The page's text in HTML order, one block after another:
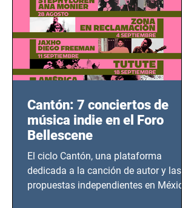
Cantón: 7 conciertos de
música indie en el Foro
Bellescene
El ciclo Cantón, una plataforma
dedicada a la canción de autor y las
propuestas independientes en México,